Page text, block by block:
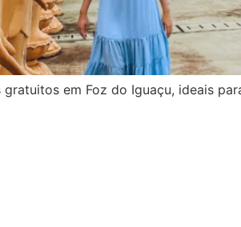
em Foz do Iguaçu, ideais